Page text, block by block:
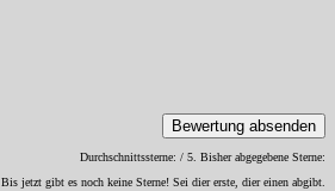
Bewertung absenden
Durchschnittssterne: / 5. Bisher abgegebene Sterne:
Bis jetzt gibt es noch keine Sterne! Sei dier erste, dier einen abgibt.